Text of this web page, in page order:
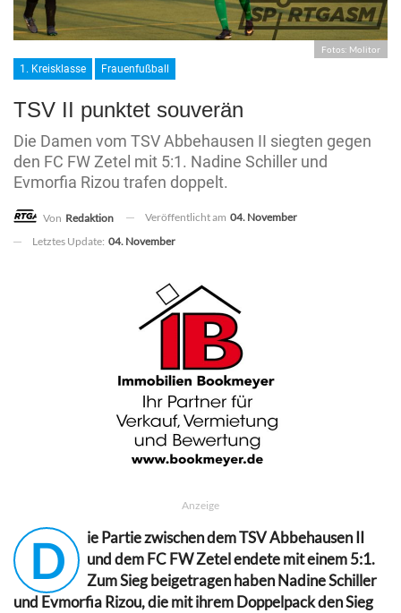
Fotos: Molitor
1. Kreisklasse Frauenfußball
TSV II punktet souverän
Die Damen vom TSV Abbehausen II siegten gegen
den FC FW Zetel mit 5:1. Nadine Schiller und
Evmorfia Rizou trafen doppelt.
Von Redaktion Veröffentlicht am 04. November
Letztes Update: 04. November
Anzeige
D
ie Partie zwischen dem TSV Abbehausen II
und dem FC FW Zetel endete mit einem 5:1.
Zum Sieg beigetragen haben Nadine Schiller
und Evmorfia Rizou, die mit ihrem Doppelpack den Sieg